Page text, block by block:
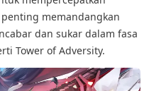
memandangkan
dan sukar dalam fasa
Tower of Adversity.